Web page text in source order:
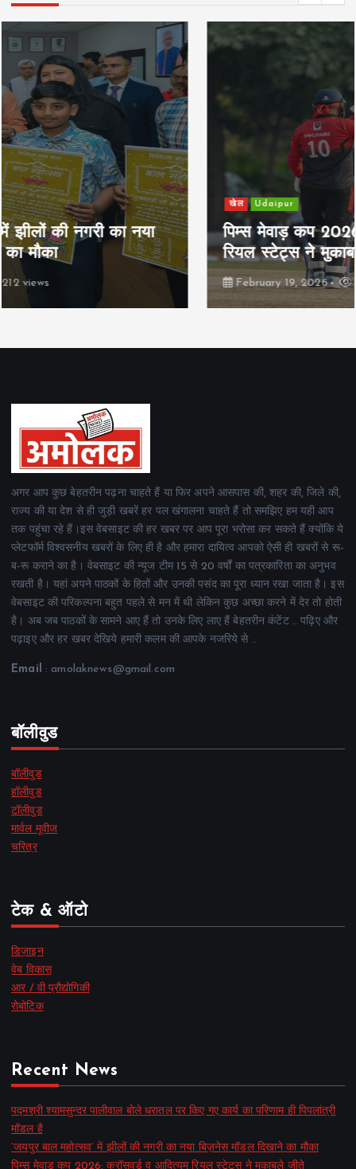
खेल Udaipur
पिम्स मेवाड़ कप 2026: क्रॉसवर्ड व आदित्यम
रियल स्टेट्स ने मुकाबले जीते
February 19, 2026
अगर आप कुछ बेहतरीन पढ़ना चाहते हैं या फिर अपने आसपास की, शहर की, जिले की,
राज्य की या देश से ही जुड़ी खबरें हर पल खंगालना चाहते हैं तो समझिए हम यही आप
तक पहुंचा रहे हैं।इस वेबसाइट की हर खबर पर आप पूरा भरोसा कर सकते हैं क्योंकि ये
प्लेटफॉर्म विश्वसनीय खबरों के लिए ही है और हमारा दायित्व आपको ऐसी ही खबरों से रू-
ब-रू कराने का है। वेबसाइट की न्यूज टीम 15 से 20 वर्षों का पत्रकारिता का अनुभव
रखती है। यहां अपने पाठकों के हितों और उनकी पसंद का पूरा ध्यान रखा जाता है। इस
वेबसाइट की परिकल्पना बहुत पहले से मन में थी लेकिन कुछ अच्छा करने में देर तो होती
है। अब जब पाठकों के सामने आए हैं तो उनके लिए लाए हैं बेहतरीन कंटेंट .. पढ़िए और
पढ़ाइए और हर खबर देखिये हमारी कलम की आपके नजरिये से ..
Email : amolaknews@gmail.com
बॉलीवुड
बॉलीवुड
हॉलीवुड
टॉलीवुड
मार्वल मूवीज
चरित्र
टेक & ऑटो
डिज़ाइन
वेब विकास
आर / वी प्रौद्योगिकी
रोबोटिक
Recent News
पद्मश्री श्यामसुन्दर पालीवाल बोले धरातल पर किए गए कार्य का परिणाम ही पिपलांत्री
मॉडल है
‘जयपुर बाल महोत्सव’ में झीलों की नगरी का नया बिज़नेस मॉडल दिखाने का मौका
पिम्स मेवाड़ कप 2026: क्रॉसवर्ड व आदित्यम रियल स्टेट्स ने मुकाबले जीते